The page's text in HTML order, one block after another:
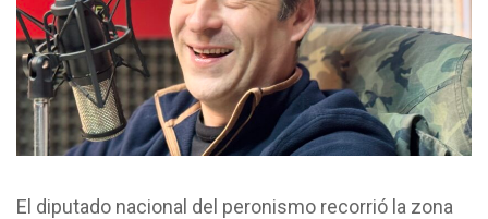
El diputado nacional del peronismo recorrió la zona